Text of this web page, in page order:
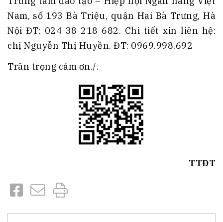
Nam, số 193 Bà Triệu, quận Hai Bà Trưng, Hà
Nội ĐT: 024 38 218 682. Chi tiết xin liên hệ:
chị Nguyễn Thị Huyền. ĐT: 0969.998.692
Trân trọng cảm ơn./.
TTĐT